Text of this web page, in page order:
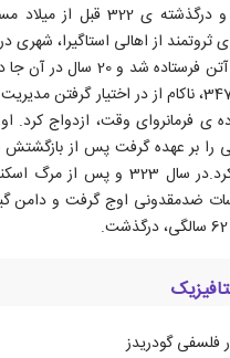
ارسطو، زاده ی 384 و
به آکادمی افلاطون در
مرگ افلاطون در سال 347، ناکام از در
نام لایسیوم تأسیس کرد.در
ضدمقدونی اوج گرفت و دامن
فلسفی گودریدز